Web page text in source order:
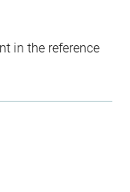
in the reference